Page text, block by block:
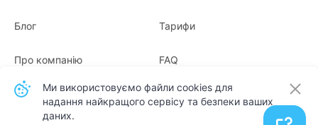
Блог Тарифи
Про компанію
Квитанції
FAQ
Для бізнесу
Ми використовуємо файли cookies для
надання найкращого сервісу та безпеки ваших
даних.